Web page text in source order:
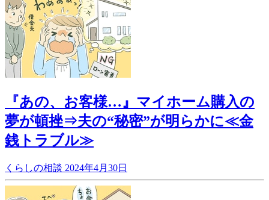
『あの、お客様…』マイホーム購入の
夢が頓挫⇒夫の“秘密”が明らかに≪金
銭トラブル≫
くらしの相談 2024年4月30日